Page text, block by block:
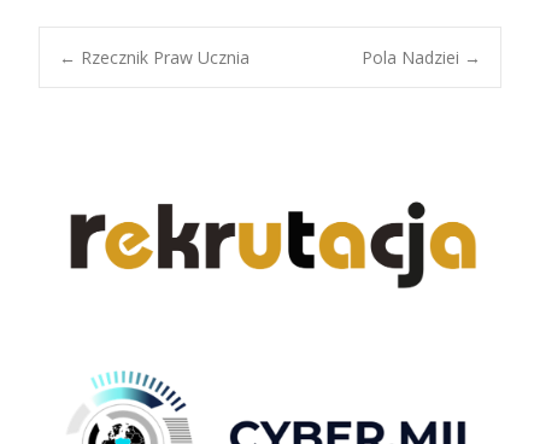
Post
← Rzecznik Praw Ucznia Pola Nadziei →